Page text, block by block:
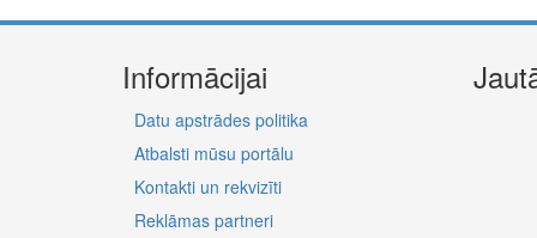
Informācijai
Datu apstrādes politika
Atbalsti mūsu portālu
Kontakti un rekvizīti
Reklāmas partneri